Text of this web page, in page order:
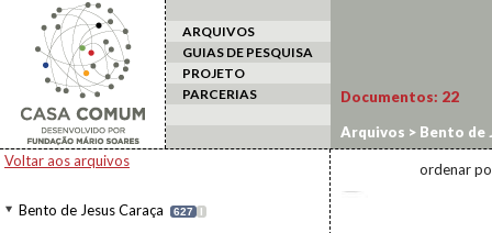
ARQUIVOS
GUIAS DE PESQUISA
PROJETO
PARCERIAS
Voltar aos arquivos
Bento de Jesus Caraça 627 I
Documentos: 22
Arquivos > Bento de
ordenar